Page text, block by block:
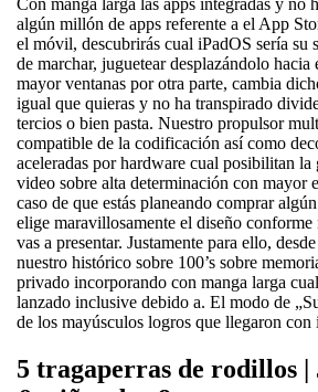
algún millón de apps referente a el App
el móvil, descubrirás cual iPadOS serí­a su
de marchar, juguetear desplazándolo
mayor ventanas por otra parte, cambia
igual que quieras y no ha transpirado
tercios o bien pasta. Nuestro propulsor
compatible de la codificación así­ como
aceleradas por hardware cual posibilitan
video sobre alta determinación con mayor
caso de que estás planeando comprar
elige maravillosamente el diseño
vas a presentar. Justamente para ello,
nuestro histórico sobre 100’s sobre
privado incorporando con manga larga
lanzado inclusive debido a. El modo de
de los mayúsculos logros que llegaron con
5 tragaperras de rodillos |